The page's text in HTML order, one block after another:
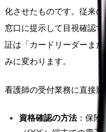
化させたものです。従来
窓口に提示して目視確認
証は「カードリーダーま
みに変わります。
看護師の受付業務に直接
資格確認の方法 ：保